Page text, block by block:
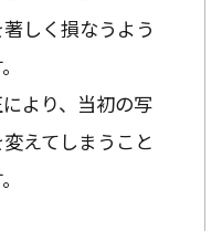
しく損なうよう
より、当初の写
えてしまうこと